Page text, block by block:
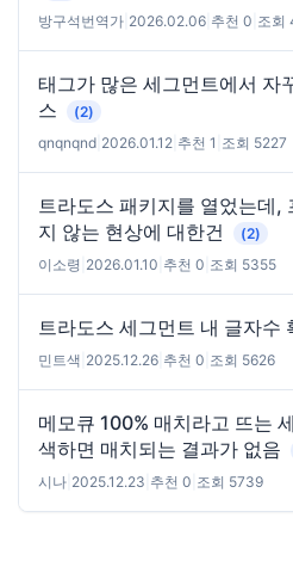
방구석번역가 2026.02.06 추천 0 조회
태그가 많은 세그먼트에서 자
스
(2)
qnqnqnd 2026.01.12 추천 1 조회 5227
트라도스 패키지를 열었는데,
지 않는 현상에 대한건
(2)
이소령 2026.01.10 추천 0 조회 5355
트라도스 세그먼트 내 글자수
민트색 2025.12.26 추천 0 조회 5626
메모큐 100% 매치라고 뜨는
색하면 매치되는 결과가 없음
시나 2025.12.23 추천 0 조회 5739